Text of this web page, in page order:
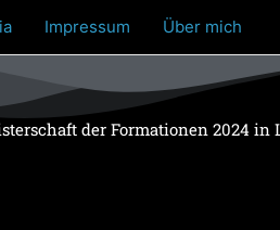
Impressum Über mich
der Formationen 2024 in